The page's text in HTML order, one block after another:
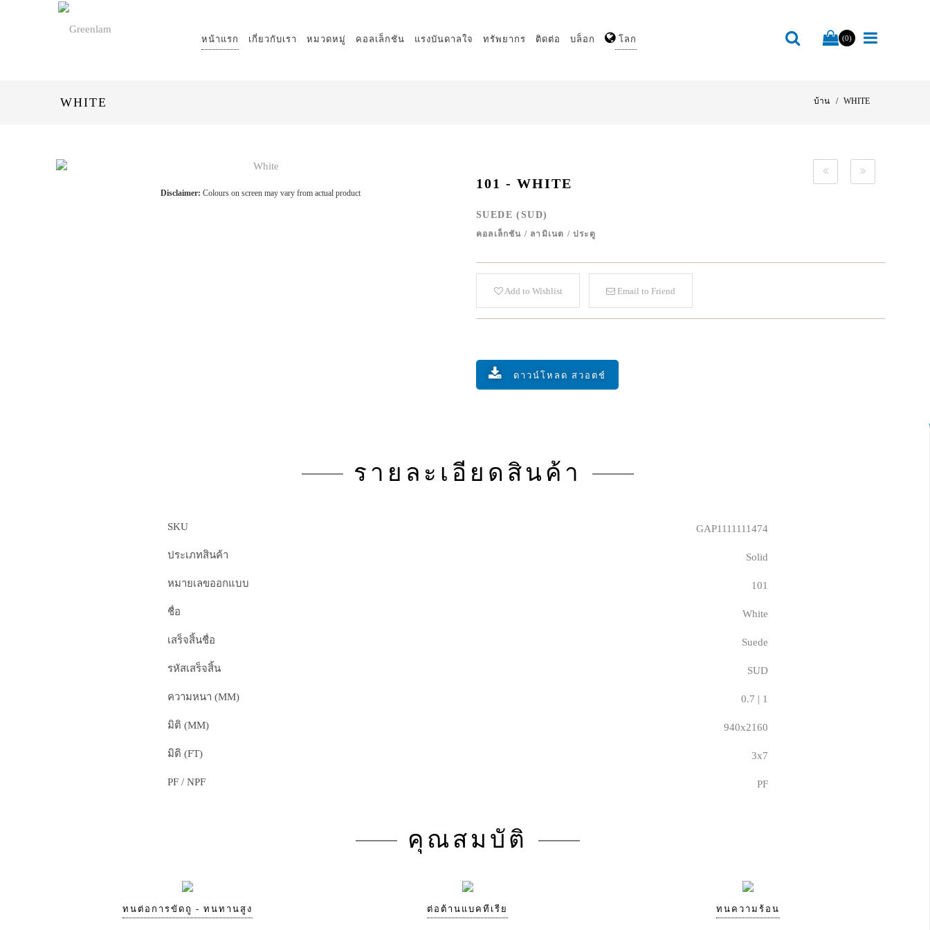
หน้าแรก เกี่ยวกับเรา หมวดหมู่ คอลเล็กชัน แรงบันดาลใจ ทรัพยากร ติดต่อ บล็อก โลก (0)
WHITE บ้าน WHITE
Disclaimer: Colours on screen may vary from actual product
101 - WHITE
SUEDE (SUD)
คอลเล็กชัน / ลามิเนต / ประตู
Add to Wishlist Email to Friend
ดาวน์โหลด สวอตช์
รายละเอียดสินค้า
SKU GAP1111111474
ประเภทสินค้า Solid
หมายเลขออกแบบ 101
ชื่อ White
เสร็จสิ้นชื่อ Suede
รหัสเสร็จสิ้น SUD
ความหนา (MM) 0.7 | 1
มิติ (MM) 940x2160
มิติ (FT) 3x7
PF / NPF PF
คุณสมบัติ
ทนต่อการขัดถู - ทนทานสูง ต่อต้านแบคทีเรีย ทนความร้อน